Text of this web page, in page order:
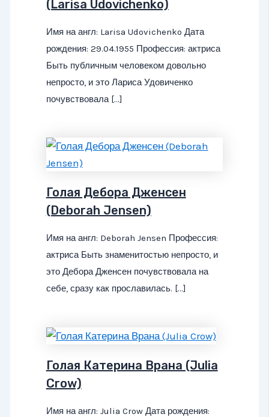
(Larisa Udovichenko)
Имя на англ: Larisa Udovichenko Дата
рождения: 29.04.1955 Профессия: актриса
Быть публичным человеком довольно
непросто, и это Лариса Удовиченко
почувствовала […]
Голая Дебора Дженсен
(Deborah Jensen)
Имя на англ: Deborah Jensen Профессия:
актриса Быть знаменитостью непросто, и
это Дебора Дженсен почувствовала на
себе, сразу как прославилась. […]
Голая Катерина Врана (Julia
Crow)
Имя на англ: Julia Crow Дата рождения: